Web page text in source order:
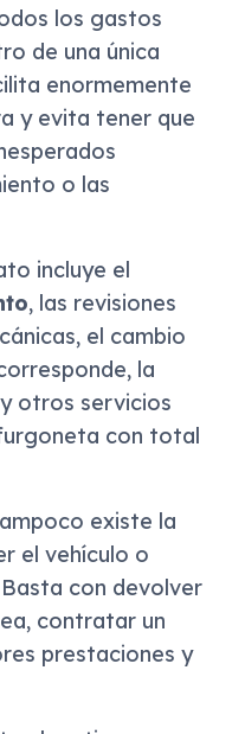
los gastos
de una única
enormemente
y evita tener que
o las
incluye el
, las revisiones
el cambio
la
otros servicios
con total
existe la
el vehículo o
con devolver
contratar un
prestaciones y